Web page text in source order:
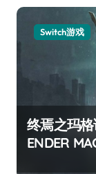
Switch游戏
终焉之玛
ENDER